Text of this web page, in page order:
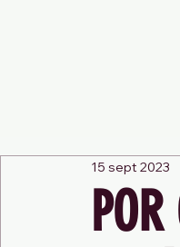
15 sept 2023